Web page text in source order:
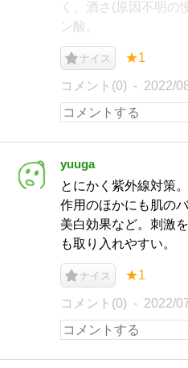
く。酒さ(原因不明の
ン酸。
ナイス ★1
コメント(0) 2022/
yuuga
とにかく紫外線対策
作用のほかにも肌の
美白効果など。刺激
も取り入れやすい。
ナイス ★1
コメント(0) 2022/